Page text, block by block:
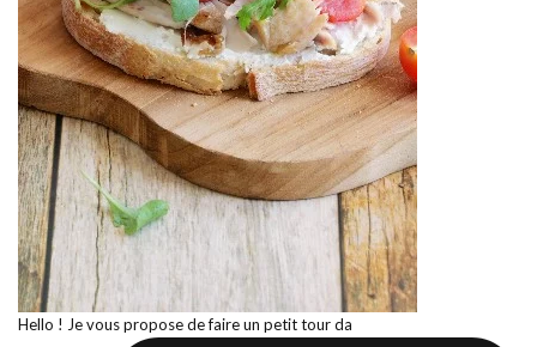
Hello ! Je vous propose de faire un petit tour da